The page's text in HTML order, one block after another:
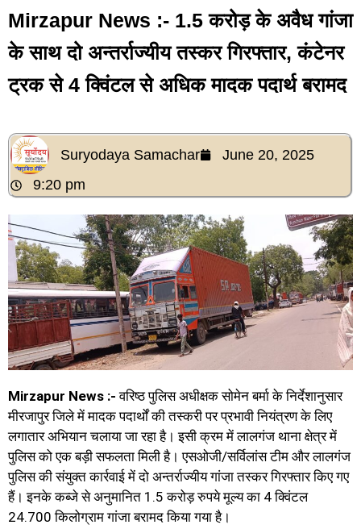
Mirzapur News :- 1.5 करोड़ के अवैध गांजा
के साथ दो अन्तर्राज्यीय तस्कर गिरफ्तार, कंटेनर
ट्रक से 4 क्विंटल से अधिक मादक पदार्थ बरामद
Suryodaya Samachar
June 20, 2025
9:20 pm
Mirzapur News :- वरिष्ठ पुलिस अधीक्षक सोमेन बर्मा के निर्देशानुसार
मीरजापुर जिले में मादक पदार्थों की तस्करी पर प्रभावी नियंत्रण के लिए
लगातार अभियान चलाया जा रहा है। इसी क्रम में लालगंज थाना क्षेत्र में
पुलिस को एक बड़ी सफलता मिली है। एसओजी/सर्विलांस टीम और लालगंज
पुलिस की संयुक्त कार्रवाई में दो अन्तर्राज्यीय गांजा तस्कर गिरफ्तार किए गए
हैं। इनके कब्जे से अनुमानित 1.5 करोड़ रुपये मूल्य का 4 क्विंटल
24.700 किलोग्राम गांजा बरामद किया गया है।